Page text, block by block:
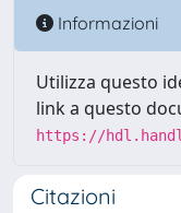
Informazioni
Utilizza questo
link a questo
https://
Citazioni